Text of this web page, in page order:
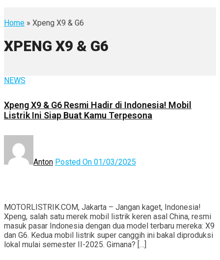
Home » Xpeng X9 & G6
XPENG X9 & G6
NEWS
Xpeng X9 & G6 Resmi Hadir di Indonesia! Mobil
Listrik Ini Siap Buat Kamu Terpesona
Anton Posted On 01/03/2025
MOTORLISTRIK.COM, Jakarta – Jangan kaget, Indonesia!
Xpeng, salah satu merek mobil listrik keren asal China, resmi
masuk pasar Indonesia dengan dua model terbaru mereka: X9
dan G6. Kedua mobil listrik super canggih ini bakal diproduksi
lokal mulai semester II-2025. Gimana? […]